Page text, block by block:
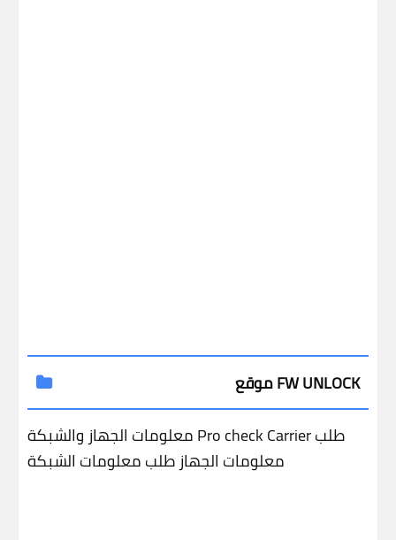
موقع FW UNLOCK
معلومات الجهاز والشبكةPro checkCarrierطلب
معلومات الجهازطلب معلومات الشبكة